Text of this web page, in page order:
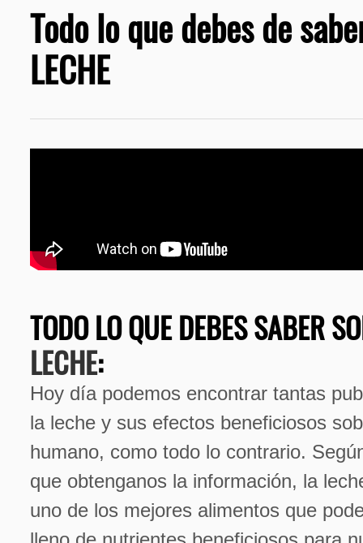
Todo lo que debes de
LECHE
TODO LO QUE DEBES SABER
LECHE:
Hoy día podemos encontrar tantas
la leche y sus efectos beneficiosos
humano, como todo lo contrario.
que obtenganos la información, la
uno de los mejores alimentos que